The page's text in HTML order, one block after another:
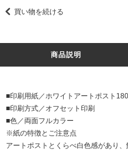
買い物を続ける
商品説明
■印刷用紙／ホワイトアートポスト
■印刷方式／オフセット印刷
■色／両面フルカラー
※紙の特徴とご注意点
アートポストとくらべ白色感があり